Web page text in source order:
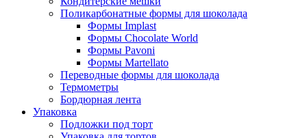
Поликарбонатные формы для шоколада
Формы Implast
Формы Chocolate World
Формы Pavoni
Формы Martellato
Переводные формы для шоколада
Термометры
Бордюрная лента
Упаковка
Подложки под торт